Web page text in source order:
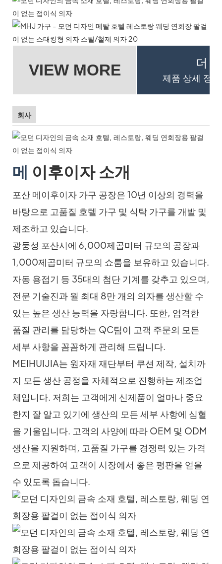
VIEW MORE 더
제품 상세 정
회사
메 이후이자 소개
포산 메이후이자 가구 공장은 10년 이상의 경력을
바탕으로 고품질 호텔 가구 및 식탁 가구를 개발 및
제조하고 있습니다.
광둥성 포산시에 6,000제곱미터 규모의 공장과
1,000제곱미터 규모의 쇼룸을 보유하고 있습니다.
자동 용접기 등 35대의 첨단 기계를 갖추고 있으며,
전문 기술진과 월 최대 8만 개의 의자를 생산할 수
있는 높은 생산 능력을 자랑합니다. 또한, 엄격한
품질 관리를 담당하는 QC팀이 고객 주문의 모든
세부 사항을 꼼꼼하게 관리해 드립니다.
MEIHUIJIA는 원자재 재단부터 쿠션 제작, 설치까
지 모든 생산 공정을 자체적으로 진행하는 제조업
체입니다. 저희는 고객에게 신제품이 얼마나 중요
한지 잘 알고 있기에 생산의 모든 세부 사항에 심혈
을 기울입니다. 고객의 사양에 따라 OEM 및 ODM
생산을 지원하며, 고품질 가구를 경쟁력 있는 가격
으로 제공하여 고객이 시장에서 좋은 평판을 얻을
수 있도록 돕습니다.